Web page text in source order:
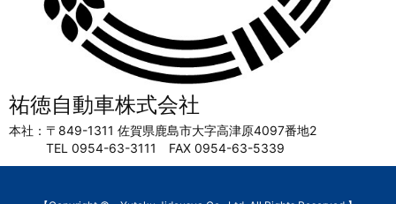
祐徳自動車株式会社
本社：〒849-1311 佐賀県鹿島市大字高津原4097番地2
TEL 0954-63-3111 FAX 0954-63-5339